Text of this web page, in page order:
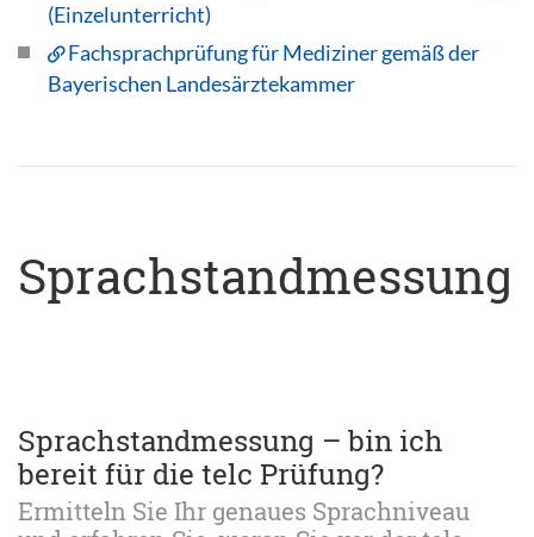
(Einzelunterricht)
Fachsprachprüfung für Mediziner gemäß der
Bayerischen Landesärztekammer
Sprachstandmessung
Sprachstandmessung – bin ich
bereit für die telc Prüfung?
Ermitteln Sie Ihr genaues Sprachniveau